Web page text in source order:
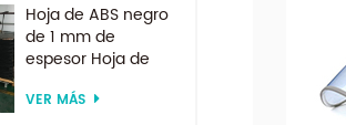
Hoja de ABS negro
de 1 mm de
espesor Hoja de
VER MÁS